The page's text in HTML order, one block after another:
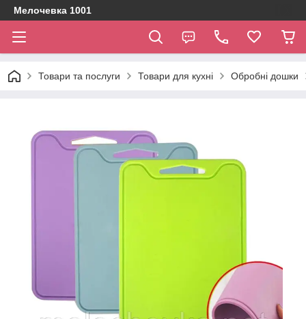
Мелочевка 1001
Товари та послуги Товари для кухні Обробні дошки